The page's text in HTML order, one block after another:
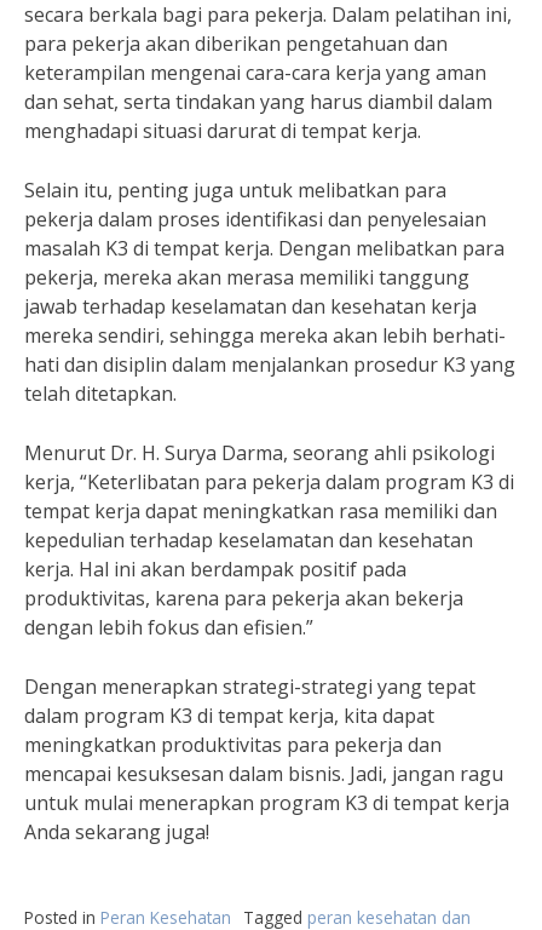
secara berkala bagi para pekerja. Dalam pelatihan ini,
para pekerja akan diberikan pengetahuan dan
keterampilan mengenai cara-cara kerja yang aman
dan sehat, serta tindakan yang harus diambil dalam
menghadapi situasi darurat di tempat kerja.
Selain itu, penting juga untuk melibatkan para
pekerja dalam proses identifikasi dan penyelesaian
masalah K3 di tempat kerja. Dengan melibatkan para
pekerja, mereka akan merasa memiliki tanggung
jawab terhadap keselamatan dan kesehatan kerja
mereka sendiri, sehingga mereka akan lebih berhati-
hati dan disiplin dalam menjalankan prosedur K3 yang
telah ditetapkan.
Menurut Dr. H. Surya Darma, seorang ahli psikologi
kerja, “Keterlibatan para pekerja dalam program K3 di
tempat kerja dapat meningkatkan rasa memiliki dan
kepedulian terhadap keselamatan dan kesehatan
kerja. Hal ini akan berdampak positif pada
produktivitas, karena para pekerja akan bekerja
dengan lebih fokus dan efisien.”
Dengan menerapkan strategi-strategi yang tepat
dalam program K3 di tempat kerja, kita dapat
meningkatkan produktivitas para pekerja dan
mencapai kesuksesan dalam bisnis. Jadi, jangan ragu
untuk mulai menerapkan program K3 di tempat kerja
Anda sekarang juga!
Posted in Peran Kesehatan Tagged peran kesehatan dan